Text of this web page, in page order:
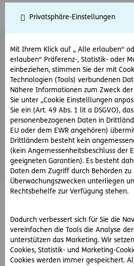
Privatsphäre-Einstellungen
Mit Ihrem Klick auf „ Alle erlauben“
erlauben“ Präferenz-, Statistik- oder
einbeziehen, stimmen Sie der mit
Technologien (Tools) verbundenen
Nähere Informationen zum Zweck
Sie unter „Cookie Einstelllungen
Sie ein (Art. 49 Abs. 1 lit a DSGVO),
personenbezogenen Daten in
EU oder dem EWR angehören)
Drittländern besteht kein
(kein Angemessenheitsbeschluss der
geeigneten Garantien). Es besteht
Daten dem Zugriff durch Behörden
Überwachungszwecken unterliegen
Rechtsbehelfe zur Verfügung stehen.
Dadurch verbessert sich für Sie die
vereinfachen die Tools die Analyse
unterstützen das Marketing. Wir
Cookies, Statistik- und Marketing-
Cookies werden immer gespeichert.
Risikoversicherung
Risikoversicherung App Neu
Verfügung
Impressum
Rechtliche Hinweise &